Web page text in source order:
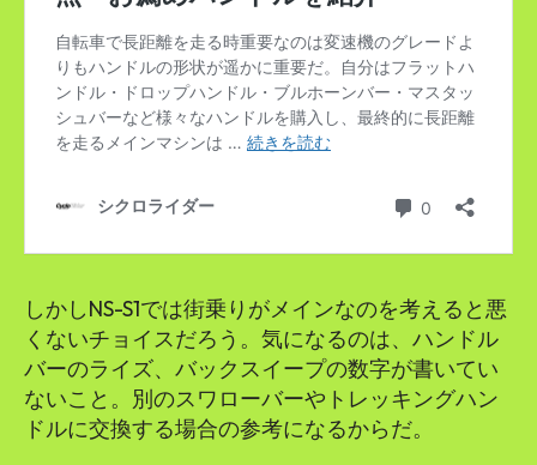
しかしNS-S1では街乗りがメインなのを考えると悪
くないチョイスだろう。気になるのは、ハンドル
バーのライズ、バックスイープの数字が書いてい
ないこと。別のスワローバーやトレッキングハン
ドルに交換する場合の参考になるからだ。